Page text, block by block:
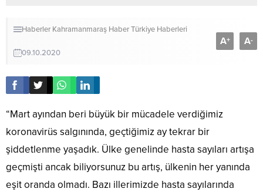
Haberler Kahramanmaraş HaberTürkiye Haberleri
09.10.2020
A+ A-
“Mart ayından beri büyük bir mücadele verdiğimiz
koronavirüs salgınında, geçtiğimiz ay tekrar bir
şiddetlenme yaşadık. Ülke genelinde hasta sayıları artışa
geçmişti ancak biliyorsunuz bu artış, ülkenin her yanında
eşit oranda olmadı. Bazı illerimizde hasta sayılarında